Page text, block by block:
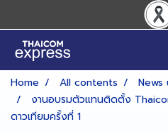
Home All contents
งานอบรมตัวแทนติดตั้ง
ดาวเทียมครั้งที่ 1